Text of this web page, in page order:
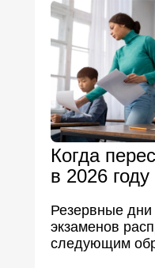
Когда
в 2026 году
Резервные дни
экзаменов
следующим